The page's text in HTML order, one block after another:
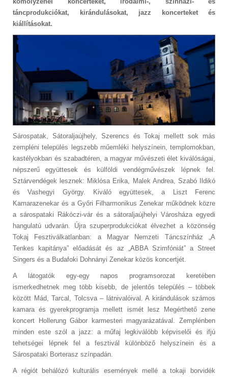
táncprodukciókat, kirándulásokat, jazz koncerteket és
kiállításokat.
Sárospatak, Sátoraljaújhely, Szerencs és Tokaj mellett sok más
zempléni település legszebb műemléki helyszínein, templomokban,
kastélyokban és szabadtéren, a magyar művészeti élet kiválóságai,
népszerű együttesek és külföldi vendégművészek lépnek fel.
Sztárvendégek lesznek: Miklósa Erika, Malek Andrea, Szabó Ildikó
és Vashegyi György. Kiváló együttesek, a Liszt Ferenc
Kamarazenekar és a Győri Filharmonikus Zenekar működnek közre
a sárospataki Rákóczi-vár és a sátoraljaújhelyi Városháza egyedi
hangulatú udvarán. Újra szuperprodukciókat élvezhet a közönség
Tokaj Fesztiválkatlanban: a Magyar Nemzeti Táncszínház „A
Tenkes kapitánya” előadását és az „ABBA Szimfóniát” a Street
Singers és a Budafoki Dohnányi Zenekar közös koncertjét.
A látogatók egy-egy napos programsorozat keretében
ismerkedhetnek meg több kisebb, de jelentős település – többek
között Mád, Tarcal, Tolcsva – látnivalóival. A kirándulások számos
kamara és gyerekprogramja mellett ismét lesz Megérthető zene
koncert Hollerung Gábor karmesteri magyarázatával. Zemplénben
minden este szól a jazz: a műfaj legkiválóbb képviselői és ifjú
tehetségei lépnek fel a fesztivál különböző helyszínein és a
Sárospataki Borterasz színpadán.
A régiót behálózó kulturális események mellé a tokaji borvidék